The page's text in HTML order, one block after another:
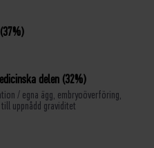
delen (32%)
/ egna ägg, embryoöverföring,
uppnådd graviditet